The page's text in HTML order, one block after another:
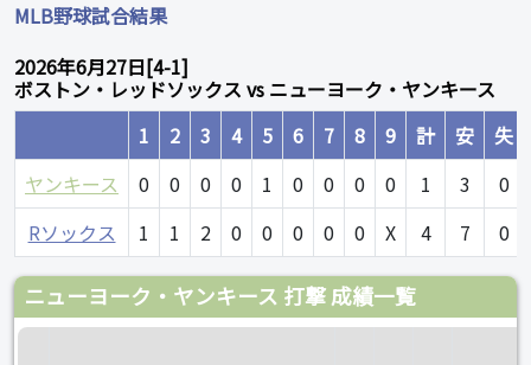
MLB野球試合結果
2026年6月27日[4-1]
ボストン・レッドソックス vs ニューヨーク・ヤンキース
1
2 3 4 5 6 7 8 9 計 安
失
ヤンキース
0 0 0 0 1 0 0 0 0 1 3
0
Rソックス
1 1 2 0 0 0 0 0 X 4 7 0
ニューヨーク・ヤンキース 打撃 成績一覧